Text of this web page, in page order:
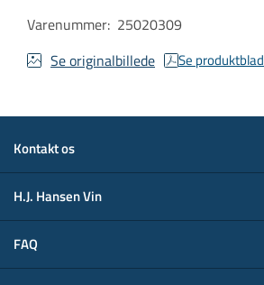
Varenummer: 25020309
Se originalbillede
Se produktblad
Kontakt os
H.J. Hansen Vin
FAQ